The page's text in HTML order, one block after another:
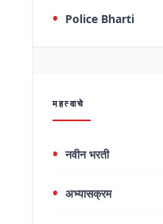
Police Bharti
महत्वाचे
नवीन भरती
अभ्यासक्रम